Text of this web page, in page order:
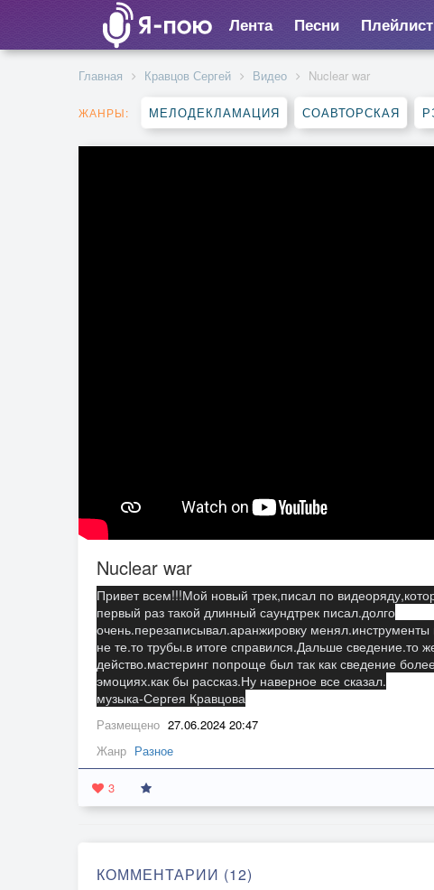
Лента Песни
Главная Кравцов Сергей Видео Nuclear war
ЖАНРЫ: МЕЛОДЕКЛАМАЦИЯ СОАВТОРСКАЯ
Nuclear war
Привет всем!!!Мой новый трек,писал по
первый раз такой длинный саундтрек писал.долго
очень.перезаписывал.аранжировку
не те.то трубы.в итоге справился.Дальше сведение.то
действо.мастеринг попроще был так как сведение
эмоциях.как бы рассказ.Ну наверное все сказал.
музыка-Сергея Кравцова
Размещено 27.06.2024 20:47
Жанр Разное
3
КОММЕНТАРИИ (12)